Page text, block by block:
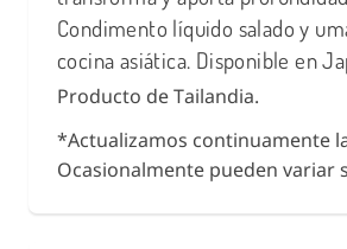
Condimento líquido salado y
cocina asiática. Disponible en
Producto de Tailandia.
*Actualizamos continuamente
Ocasionalmente pueden variar